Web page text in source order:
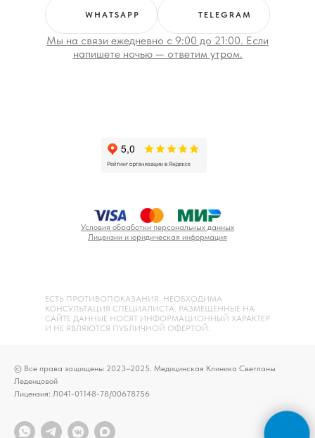
WHATSAPP TELEGRAM
Мы на связи ежедневно с 9:00 до 21:00. Если
напишете ночью — ответим утром.
ЕСТЬ ПРОТИВОПОКАЗАНИЯ. НЕОБХОДИМА
КОНСУЛЬТАЦИЯ СПЕЦИАЛИСТА. РАЗМЕЩЕННЫЕ НА
САЙТЕ ДАННЫЕ НОСЯТ ИНФОРМАЦИОННЫЙ ХАРАКТЕР
И НЕ ЯВЛЯЮТСЯ ПУБЛИЧНОЙ ОФЕРТОЙ.
Условия обработки персональных данных
Лицензии и юридическая информация
© Все права защищены 2023–2025. Медицинская Клиника Светланы
Леденцовой
Лицензия: Л041-01148-78/00678756